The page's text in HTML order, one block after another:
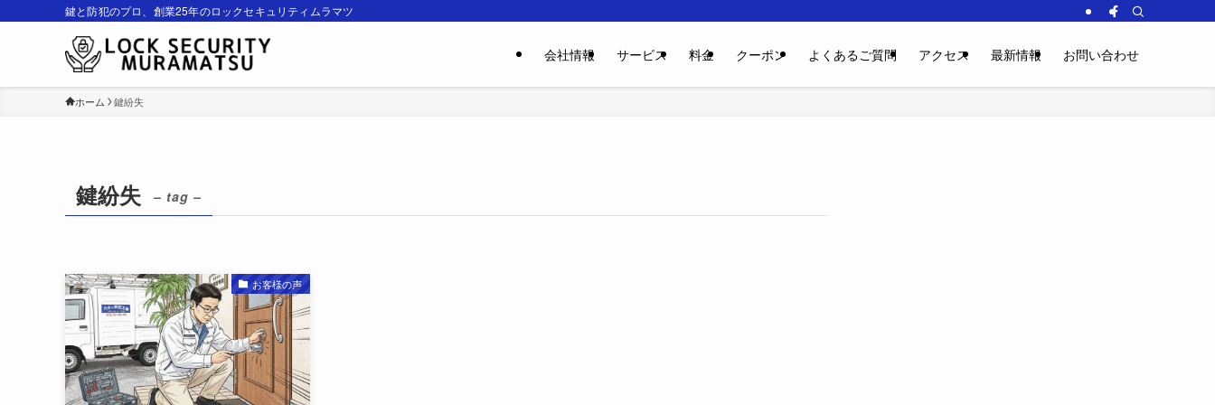
鍵と防犯のプロ、創業25年のロックセキュリティムラマツ
会社情報 サービス 料金 クーポン よくあるご質問 アクセス 最新情報 お問い合わせ
ホーム 鍵紛失
鍵紛失 – tag –
お客様の声